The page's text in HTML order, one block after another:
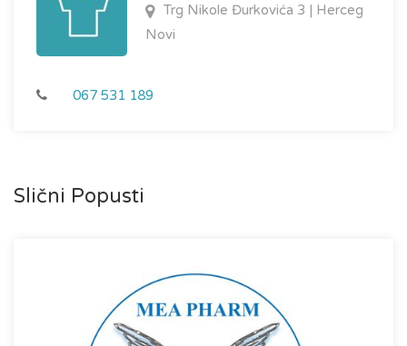
Trg Nikole Đurkovića 3 | Herceg
Novi
067 531 189
Slični Popusti